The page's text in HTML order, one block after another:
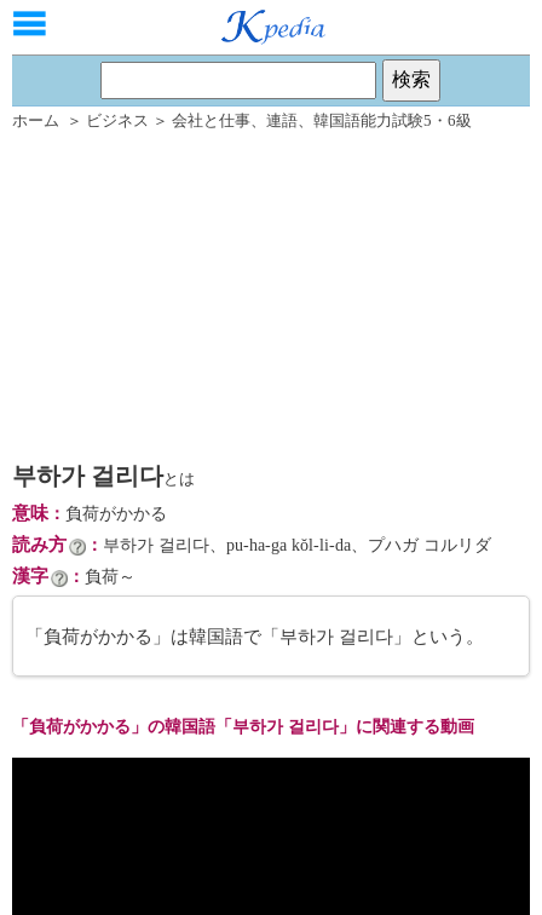
ホーム ＞ ビジネス ＞ 会社と仕事、 連語、 韓国語能力試験5・6級
부하가 걸리다とは
意味： 負荷がかかる
読み方 ： 부하가 걸리다、pu-ha-ga kŏl-li-da、プハガ コルリダ
漢字 ： 負荷～
「負荷がかかる」は韓国語で「부하가 걸리다」という。
「負荷がかかる」の韓国語「부하가 걸리다」に関連する動画